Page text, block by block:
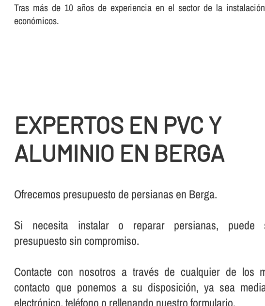
Tras más de 10 años de experiencia en el sector de la
económicos.
EXPERTOS EN PVC Y
ALUMINIO EN BERGA
Ofrecemos presupuesto de persianas en Berga.
Si necesita instalar o reparar persianas, puede
presupuesto sin compromiso.
Contacte con nosotros a través de cualquier de los
contacto que ponemos a su disposición, ya sea
electrónico, teléfono o rellenando nuestro formulario.